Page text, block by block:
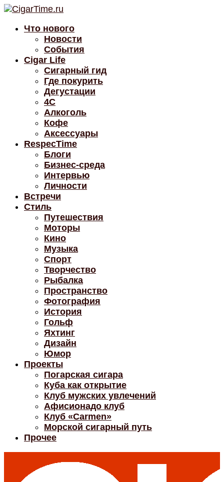
Что нового
Новости
События
Cigar Life
Сигарный гид
Где покурить
Дегустации
4C
Алкоголь
Кофе
Аксессуары
RespecTime
Блоги
Бизнес-среда
Интервью
Личности
Встречи
Стиль
Путешествия
Моторы
Кино
Музыка
Спорт
Творчество
Рыбалка
Пространство
Фотография
История
Гольф
Яхтинг
Дизайн
Юмор
Проекты
Погарская сигара
Куба как открытие
Клуб мужских увлечений
Афисионадо клуб
Клуб «Carmen»
Морской сигарный путь
Прочее